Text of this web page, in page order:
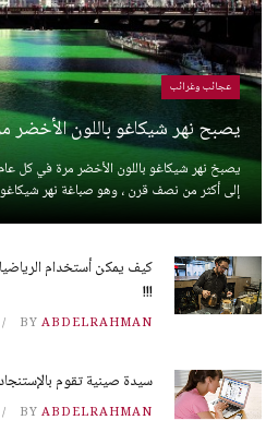
عجائب وغرائب
يصبح نهر شيكاغو باللون الأخضر
يصبخ نهر شيكاغو باللون الأخضر مرة في كل
إلى أكثر من نصف قرن ، وهو صباغة نهر
كيف يمكن أستخدام
!!!
BY ABDELRAHMAN
سيدة صينية تقوم بالإستنجاد
BY ABDELRAHMAN